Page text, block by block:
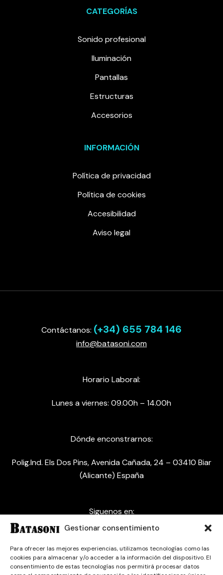
Gestionar consentimiento
Para ofrecer las mejores experiencias, utilizamos tecnologías como las
cookies para almacenar y/o acceder a la información del dispositivo. El
consentimiento de estas tecnologías nos permitirá procesar datos
CATEGORÍAS
Sonido profesional
Iluminación
Pantallas
Estructuras
Accesorios
INFORMACIÓN
Política de privacidad
Política de cookies
Accesibilidad
Aviso legal
Contáctanos: (+34) 655 784 146
info@batasoni.com
Horario Laboral:
Lunes a viernes: 09.00h – 14.00h
Dónde enconstrarnos:
Polig.Ind. Els Dos Pins, Avenida Cañada, 24 – 03410 Biar
(Alicante) España
Siguenos en: